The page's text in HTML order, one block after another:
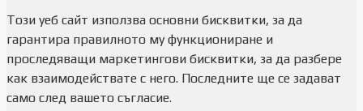
Този уеб сайт използва основни бисквитки, за да
гарантира правилното му функциониране и
проследяващи маркетингови бисквитки, за да разбере
как взаимодействате с него. Последните ще се задават
само след вашето съгласие.